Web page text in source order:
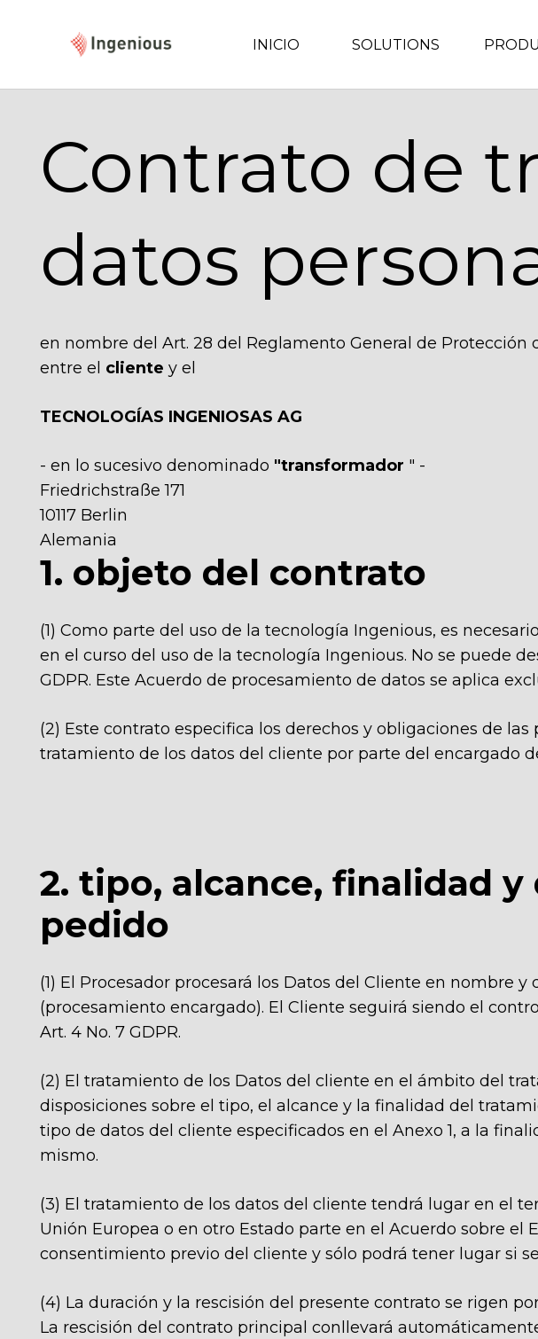
INICIO SOLUTIONS
Contrato de
datos
en nombre del Art. 28 del Reglamento General de Protección
entre el cliente y el
TECNOLOGÍAS INGENIOSAS AG
- en lo sucesivo denominado "transformador " -
Friedrichstraße 171
10117 Berlin
Alemania
1. objeto del contrato
(1) Como parte del uso de la tecnología Ingenious, es
en el curso del uso de la tecnología Ingenious. No se puede
GDPR. Este Acuerdo de procesamiento de datos se aplica
(2) Este contrato especifica los derechos y obligaciones de
tratamiento de los datos del cliente por parte del encargado
2. tipo, alcance, finalidad
pedido
(1) El Procesador procesará los Datos del Cliente en nombre
(procesamiento encargado). El Cliente seguirá siendo el
Art. 4 No. 7 GDPR.
(2) El tratamiento de los Datos del cliente en el ámbito del
disposiciones sobre el tipo, el alcance y la finalidad del
tipo de datos del cliente especificados en el Anexo 1, a la
mismo.
(3) El tratamiento de los datos del cliente tendrá lugar en el
Unión Europea o en otro Estado parte en el Acuerdo sobre el
consentimiento previo del cliente y sólo podrá tener lugar si
(4) La duración y la rescisión del presente contrato se rigen
La rescisión del contrato principal conllevará